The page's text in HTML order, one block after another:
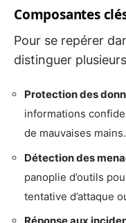
Composantes
Pour se repérer
distinguer
Protection des
informations
de mauvaises mains.
Détection des
panoplie d’outils
tentative d’attaque